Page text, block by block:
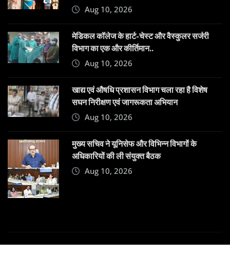
Aug 10, 2026
​मेडिकल कॉलेज के हार्ट-चेस्ट और वैस्कुलर सर्जरी
विभाग का एक और कीर्तिमान..
Aug 10, 2026
खाद्य एवं औषधि प्रशासन विभाग चला रहा है विशेष
सघन निरीक्षण एवं जागरूकता अभियान
Aug 10, 2026
मुख्य सचिव ने यूनिसेफ और विभिन्न विभागों के
अधिकारियों की ली संयुक्त बैठक
Aug 10, 2026